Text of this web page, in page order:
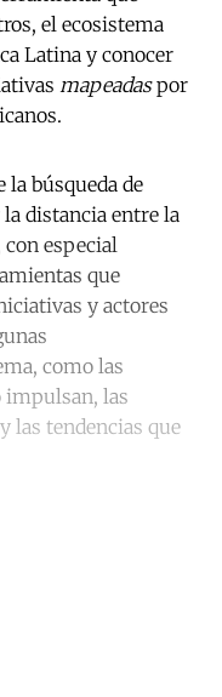
el ecosistema
Latina y conocer
mapeadaspor
la búsqueda de
distancia entre la
con especial
que
y actores
como las
impulsan, las
las tendencias que